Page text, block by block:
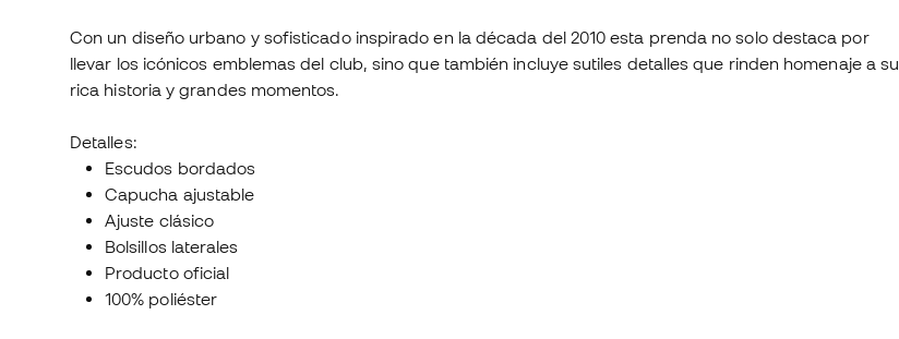
Con un diseño urbano y sofisticado inspirado en la década del 2010 esta prenda no solo destaca por
llevar los icónicos emblemas del club, sino que también incluye sutiles detalles que rinden homenaje a su
rica historia y grandes momentos.
Detalles:
Escudos bordados
Capucha ajustable
Ajuste clásico
Bolsillos laterales
Producto oficial
100% poliéster